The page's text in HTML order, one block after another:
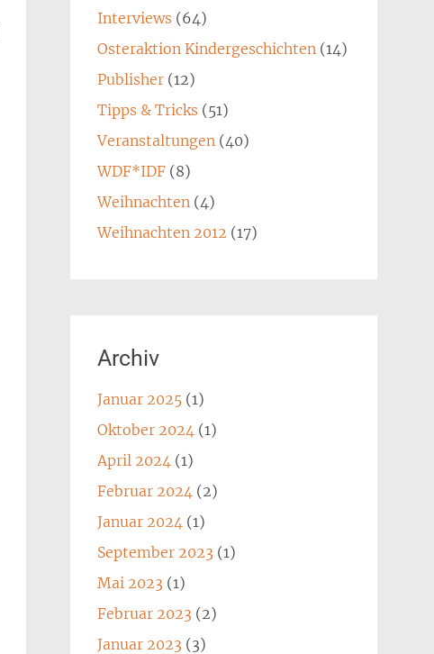
Interviews (64)
Osteraktion Kindergeschichten(14)
Publisher(12)
Tipps & Tricks (51)
Veranstaltungen(40)
WDF*IDF(8)
Weihnachten(4)
Weihnachten 2012 (17)
Archiv
Januar 2025(1)
Oktober 2024(1)
April 2024(1)
Februar 2024(2)
Januar 2024(1)
September 2023 (1)
Mai 2023 (1)
Februar 2023 (2)
Januar 2023 (3)